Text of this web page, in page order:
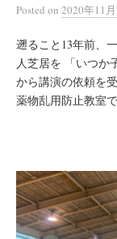
Posted on 2020年11
遡ること13年前、
人芝居を 「いつか
から講演の依頼を
薬物乱用防止教室